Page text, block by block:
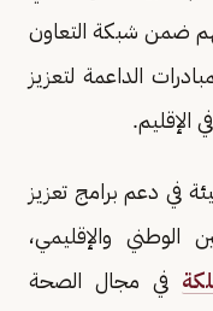
ضمن شبكة التعاون
الداعمة لتعزيز
الإقليم.
في دعم برامج تعزيز
والإقليمي،
في مجال الصحة